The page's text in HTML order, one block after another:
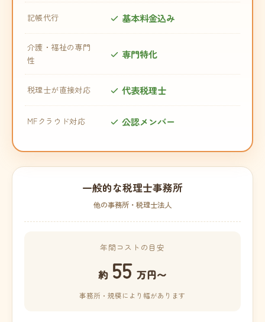
記帳代行 基本料金込み
介護・福祉の専門
性
専門特化
税理士が直接対応 代表税理士
MFクラウド対応 公認メンバー
一般的な税理士事務所
他の事務所・税理士法人
年間コストの目安
約 55 万円〜
事務所・規模により幅があります